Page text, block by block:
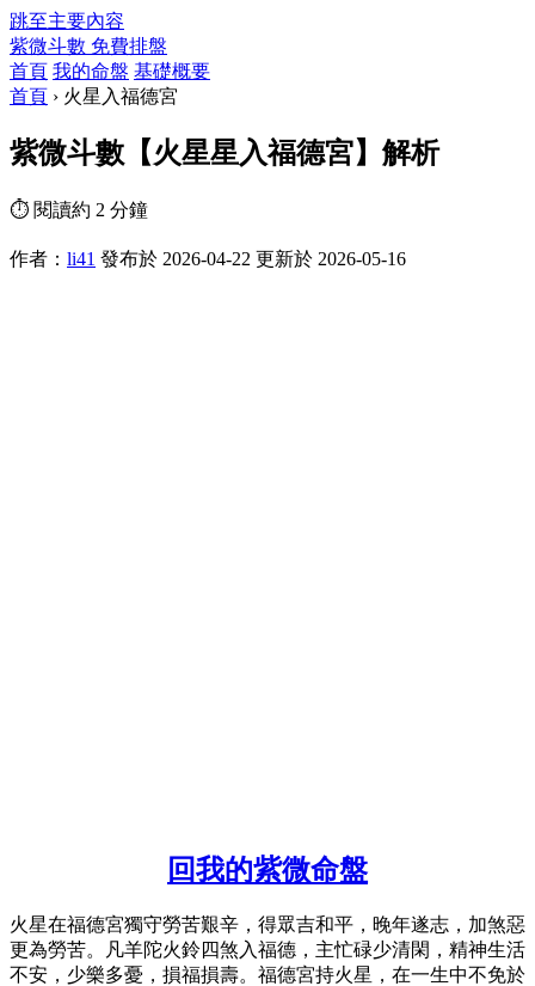
跳至主要內容
紫微斗數 免費排盤
首頁 我的命盤 基礎概要
首頁 › 火星入福德宮
紫微斗數【火星星入福德宮】解析
⏱ 閱讀約 2 分鐘
作者： li41 發布於 2026-04-22 更新於 2026-05-16
回我的紫微命盤
火星在福德宮獨守勞苦艱辛，得眾吉和平，晚年遂志，加煞惡
更為勞苦。凡羊陀火鈴四煞入福德，主忙碌少清閑，精神生活
不安，少樂多憂，損福損壽。福德宮持火星，在一生中不免於